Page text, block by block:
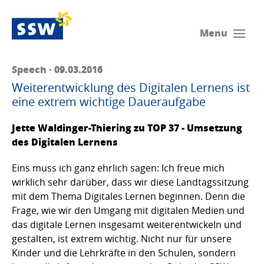
Menu
Speech · 09.03.2016
Weiterentwicklung des Digitalen Lernens ist
eine extrem wichtige Daueraufgabe
Jette Waldinger-Thiering zu TOP 37 - Umsetzung
des Digitalen Lernens
Eins muss ich ganz ehrlich sagen: Ich freue mich
wirklich sehr darüber, dass wir diese Landtagssitzung
mit dem Thema Digitales Lernen beginnen. Denn die
Frage, wie wir den Umgang mit digitalen Medien und
das digitale Lernen insgesamt weiterentwickeln und
gestalten, ist extrem wichtig. Nicht nur für unsere
Kinder und die Lehrkräfte in den Schulen, sondern